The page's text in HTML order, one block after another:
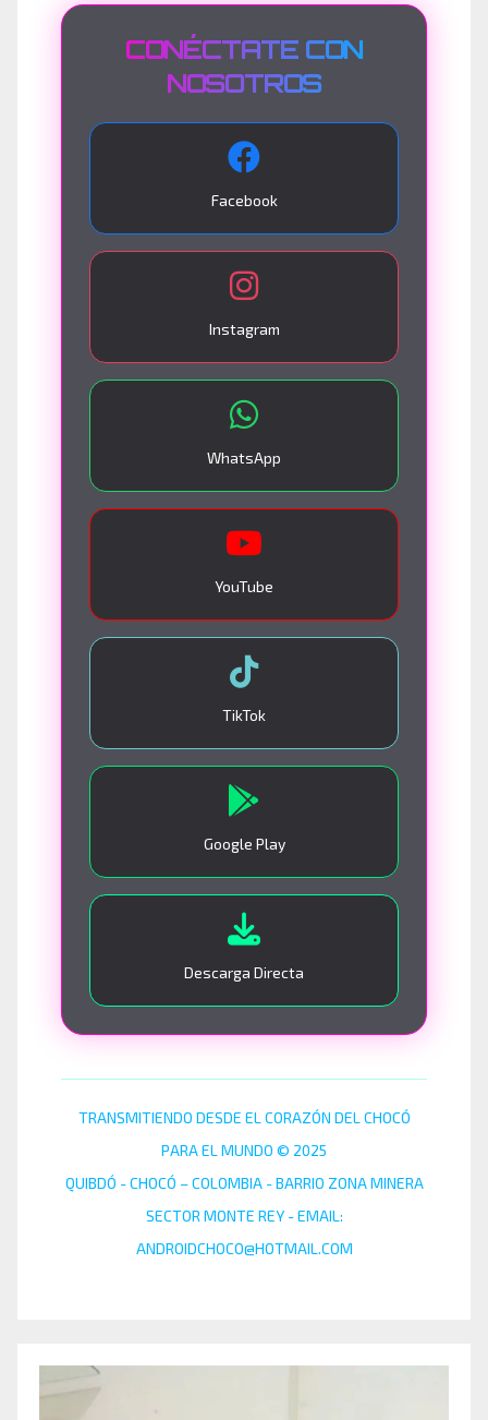
CONÉCTATE CON
NOSOTROS
Facebook
Instagram
WhatsApp
YouTube
TikTok
Google Play
Descarga Directa
TRANSMITIENDO DESDE EL CORAZÓN DEL CHOCÓ
PARA EL MUNDO © 2025
QUIBDÓ - CHOCÓ – COLOMBIA - BARRIO ZONA MINERA
SECTOR MONTE REY - EMAIL:
ANDROIDCHOCO@HOTMAIL.COM